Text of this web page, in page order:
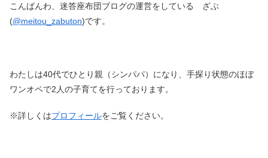
こんばんわ、迷答座布団ブログの運営をしている ざぶ
(@meitou_zabuton)です。
わたしは40代でひとり親（シンパパ）になり、手探り状態のほぼ
ワンオペで2人の子育てを行っております。
※詳しくはプロフィールをご覧ください。